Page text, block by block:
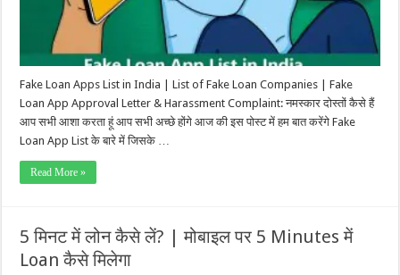
Fake Loan Apps List in India | List of Fake Loan Companies | Fake
Loan App Approval Letter & Harassment Complaint: नमस्कार दोस्तों कैसे हैं
आप सभी आशा करता हूं आप सभी अच्छे होंगे आज की इस पोस्ट में हम बात करेंगे Fake
Loan App List के बारे में जिसके …
Read More »
5 मिनट में लोन कैसे लें? | मोबाइल पर 5 Minutes में
Loan कैसे मिलेगा